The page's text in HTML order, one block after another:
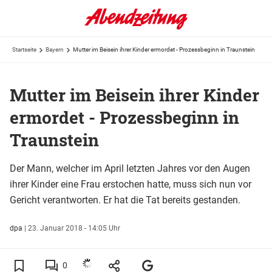
Startseite Bayern Mutter im Beisein ihrer Kinder ermordet - Prozessbeginn in Traunstein
Mutter im Beisein ihrer Kinder
ermordet - Prozessbeginn in
Traunstein
Der Mann, welcher im April letzten Jahres vor den Augen
ihrer Kinder eine Frau erstochen hatte, muss sich nun vor
Gericht verantworten. Er hat die Tat bereits gestanden.
dpa | 23. Januar 2018 - 14:05 Uhr
0